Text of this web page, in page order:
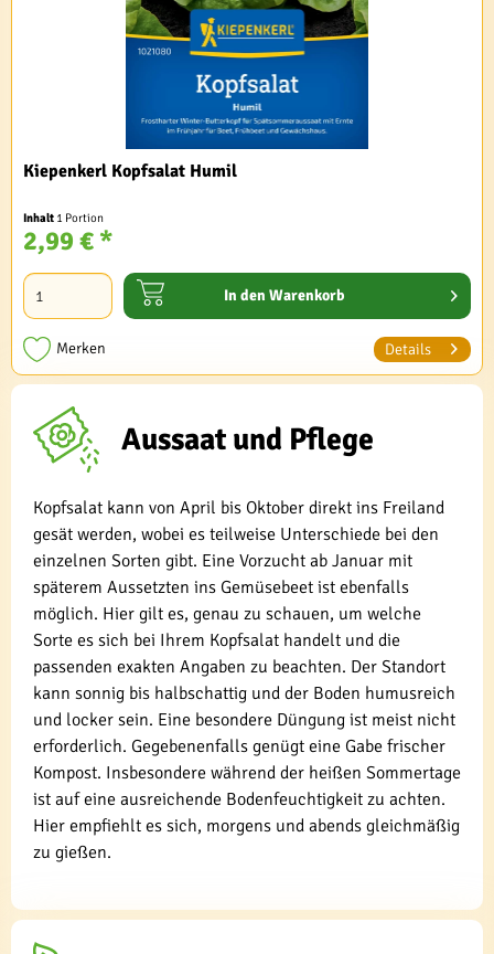
Kiepenkerl Kopfsalat Humil
Inhalt 1 Portion
2,99 € *
In den Warenkorb
Merken Details
Aussaat und Pflege
Kopfsalat kann von April bis Oktober direkt ins Freiland
gesät werden, wobei es teilweise Unterschiede bei den
einzelnen Sorten gibt. Eine Vorzucht ab Januar mit
späterem Aussetzten ins Gemüsebeet ist ebenfalls
möglich. Hier gilt es, genau zu schauen, um welche
Sorte es sich bei Ihrem Kopfsalat handelt und die
passenden exakten Angaben zu beachten. Der Standort
kann sonnig bis halbschattig und der Boden humusreich
und locker sein. Eine besondere Düngung ist meist nicht
erforderlich. Gegebenenfalls genügt eine Gabe frischer
Kompost. Insbesondere während der heißen Sommertage
ist auf eine ausreichende Bodenfeuchtigkeit zu achten.
Hier empfiehlt es sich, morgens und abends gleichmäßig
zu gießen.